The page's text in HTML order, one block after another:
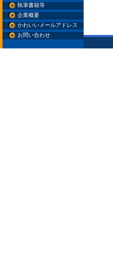
執筆書籍等
企業概要
かわいいメールアドレス
お問い合わせ